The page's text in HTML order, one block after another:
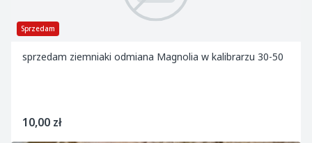
Sprzedam
sprzedam ziemniaki odmiana Magnolia w kalibrarzu 30-50
10,00 zł